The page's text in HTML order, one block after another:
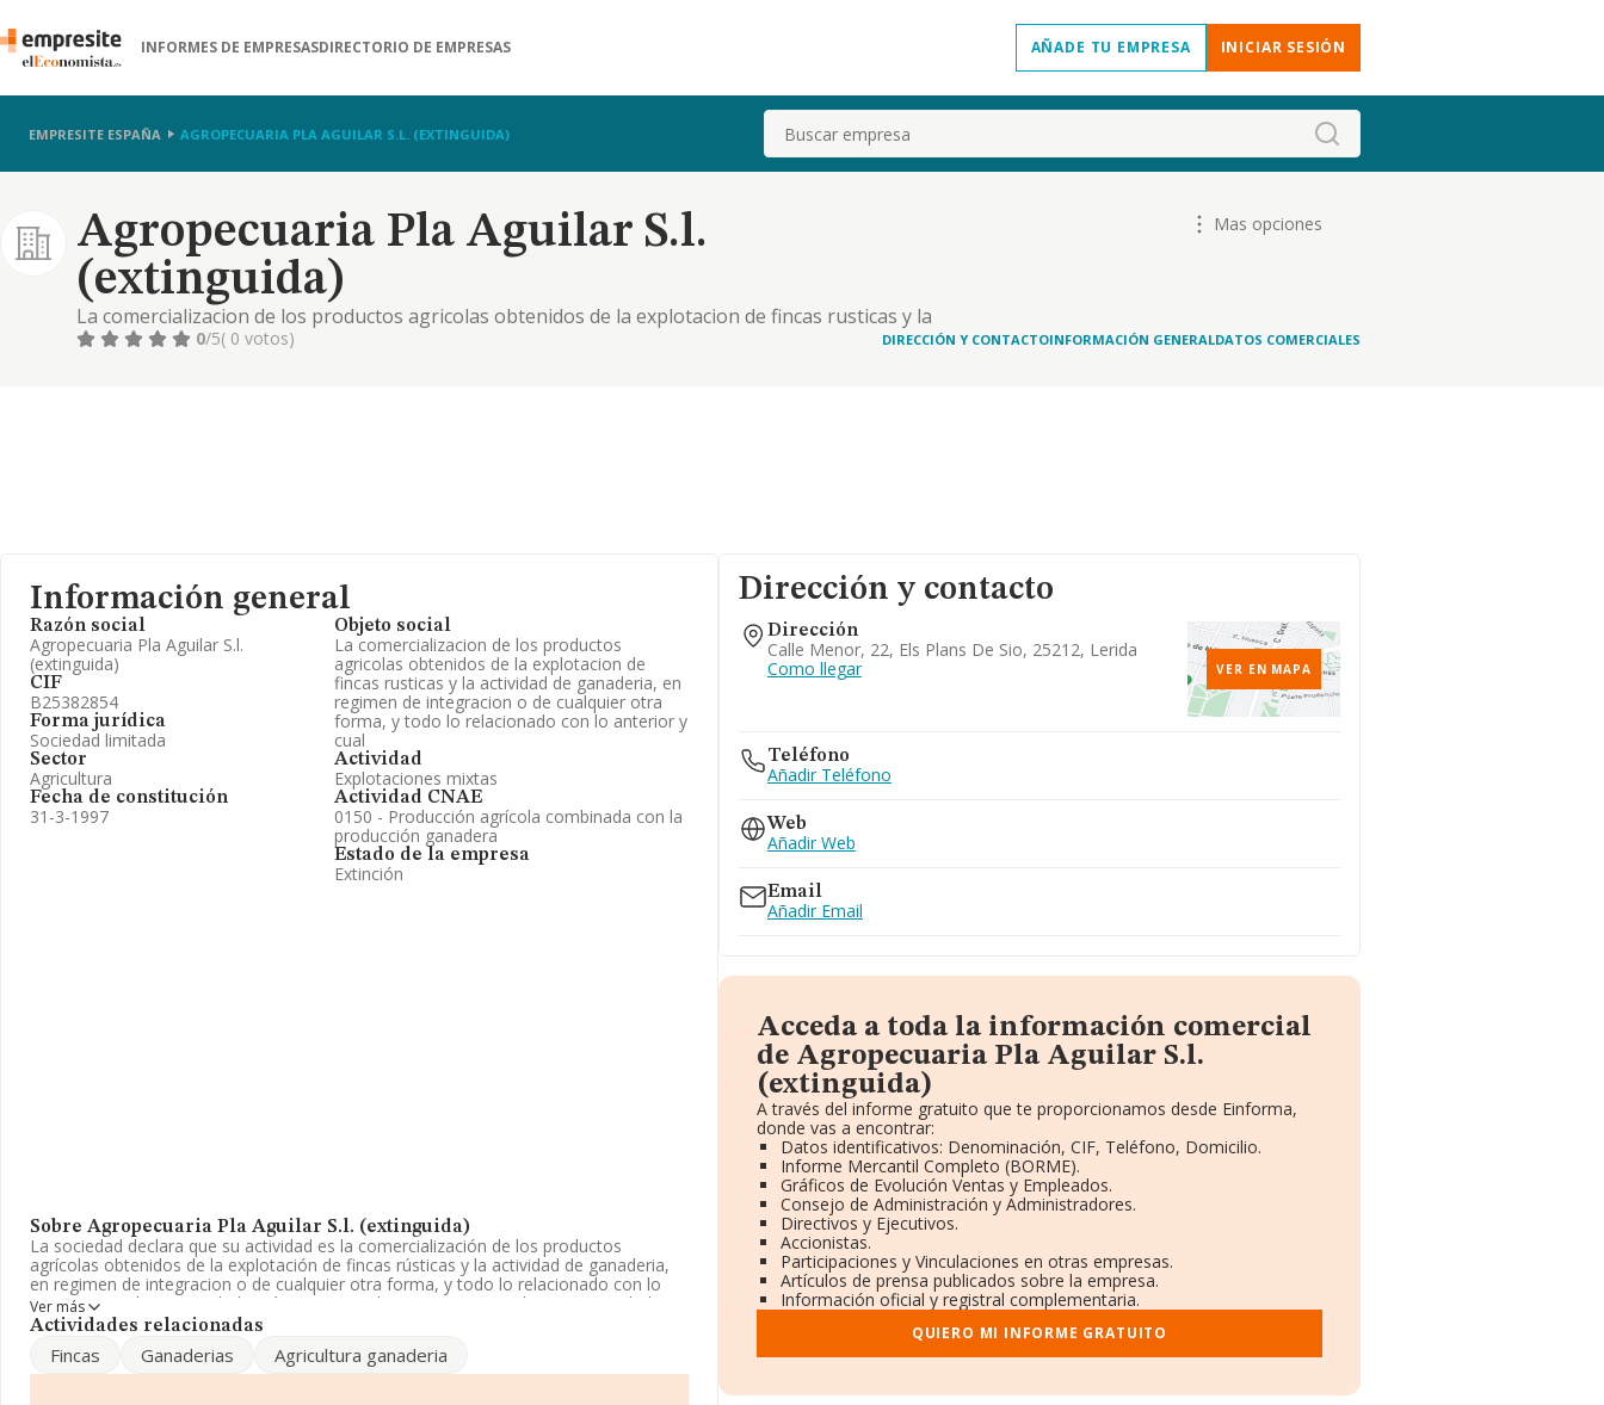
INFORMES DE EMPRESASDIRECTORIO DE EMPRESAS AÑADE TU EMPRESA INICIAR SESIÓN
EMPRESITE ESPAÑA AGROPECUARIA PLA AGUILAR S.L. (EXTINGUIDA) Buscar
Agropecuaria Pla Aguilar S.l.
(extinguida)
La comercializacion de los productos agricolas obtenidos de la explotacion de fincas rusticas y la
actividad de ganaderia, en regimen de integracion o de cualquier otra forma, y todo lo relacionado
Mas opciones
0/5( 0 votos) DIRECCIÓN Y CONTACTOINFORMACIÓN GENERALDATOS COMERCIALES
Información general
Razón social
Agropecuaria Pla Aguilar S.l.
(extinguida)
CIF
B25382854
Forma jurídica
Sociedad limitada
Sector
Agricultura
Fecha de constitución
31-3-1997
Objeto social
La comercializacion de los productos
agricolas obtenidos de la explotacion de
fincas rusticas y la actividad de ganaderia, en
regimen de integracion o de cualquier otra
forma, y todo lo relacionado con lo anterior y
cual
Actividad
Explotaciones mixtas
Actividad CNAE
0150 - Producción agrícola combinada con la
producción ganadera
Estado de la empresa
Extinción
Sobre Agropecuaria Pla Aguilar S.l. (extinguida)
La sociedad declara que su actividad es la comercialización de los productos
agrícolas obtenidos de la explotación de fincas rústicas y la actividad de ganaderia,
en regimen de integracion o de cualquier otra forma, y todo lo relacionado con lo
anterior y cual. La sociedad está inscrita en el Registro Mercantil como Sociedad
Limitada. Clasifica su actividad CNAE como 'Producción agrícola combinada con la
exteriores.
Ver más
Actividades relacionadas
Fincas Ganaderias Agricultura ganaderia
Dirección y contacto
Dirección
Calle Menor, 22, Els Plans De Sio, 25212, Lerida
Como llegar
VER EN MAPA
Teléfono
Añadir Teléfono
Web
Añadir Web
Email
Añadir Email
Acceda a toda la información comercial
de Agropecuaria Pla Aguilar S.l.
(extinguida)
A través del informe gratuito que te proporcionamos desde Einforma,
donde vas a encontrar:
Datos identificativos: Denominación, CIF, Teléfono, Domicilio.
Informe Mercantil Completo (BORME).
Gráficos de Evolución Ventas y Empleados.
Consejo de Administración y Administradores.
Directivos y Ejecutivos.
Accionistas.
Participaciones y Vinculaciones en otras empresas.
Artículos de prensa publicados sobre la empresa.
Información oficial y registral complementaria.
QUIERO MI INFORME GRATUITO